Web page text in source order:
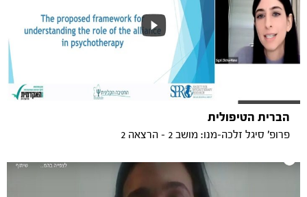
הברית הטיפולית
פרופ' סיגל זלכה-מנו: מושב 2 - הרצאה 2